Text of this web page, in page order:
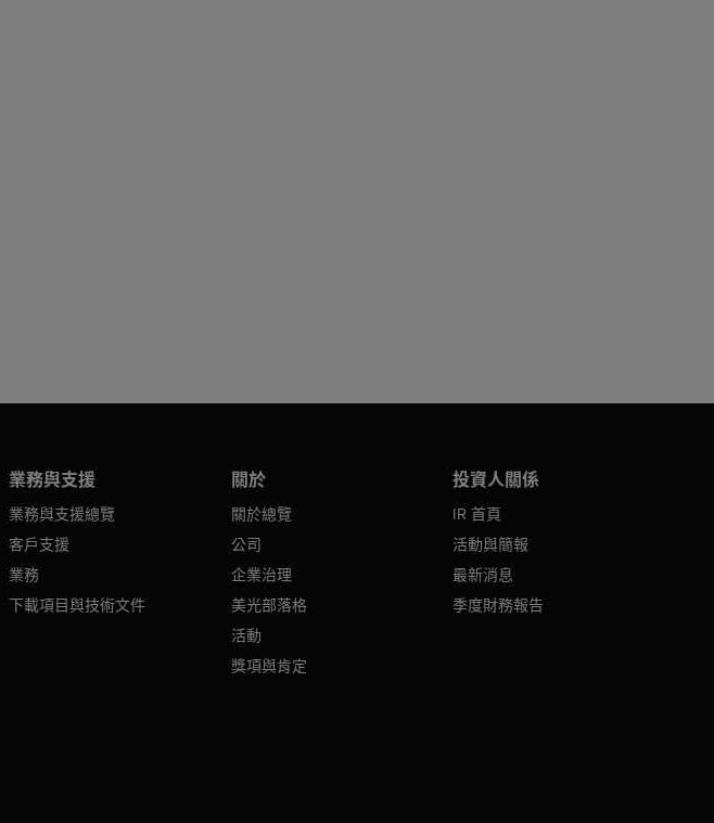
業務與支援
業務與支援總覽
客戶支援
業務
下載項目與技術文件
關於
關於總覽
公司
企業治理
美光部落格
活動
獎項與肯定
投資人關係
IR 首頁
活動與簡報
最新消息
季度財務報告